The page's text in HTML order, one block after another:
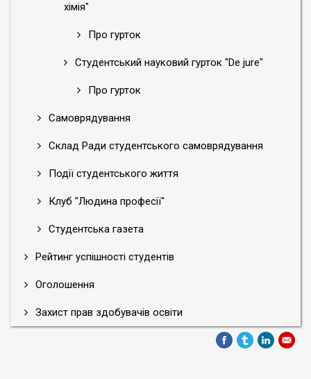
хімія"
Про гурток
Студентський науковий гурток "De jure"
Про гурток
Самоврядування
Склад Ради студентського самоврядування
Події студентського життя
Клуб "Людина професії"
Студентська газета
Рейтинг успішності студентів
Оголошення
Захист прав здобувачів освіти